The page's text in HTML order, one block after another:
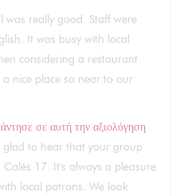
was really good. Staff were
It was busy with local
considering a restaurant
nice place so near to our
σε αυτή την αξιολόγηση
glad to hear that your group
17. It's always a pleasure
local patrons. We look